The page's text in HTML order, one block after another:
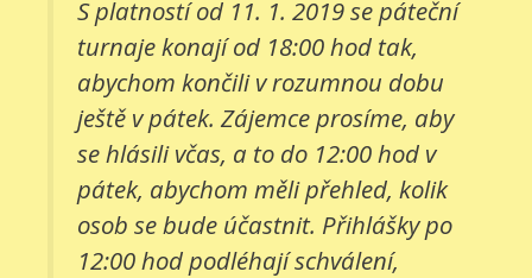
S platností od 11. 1. 2019 se páteční
turnaje konají od 18:00 hod tak,
abychom končili v rozumnou dobu
ještě v pátek. Zájemce prosíme, aby
se hlásili včas, a to do 12:00 hod v
pátek, abychom měli přehled, kolik
osob se bude účastnit. Přihlášky po
12:00 hod podléhají schválení,